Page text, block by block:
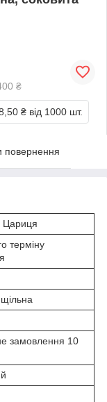
₴
₴ від 1000 шт.
повернення
Цариця
терміну
замовлення 10